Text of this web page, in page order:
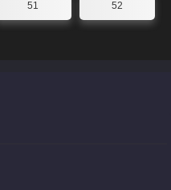
51 52